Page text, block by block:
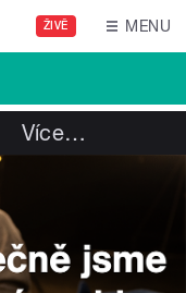
ŽIVĚ MENU
Více…